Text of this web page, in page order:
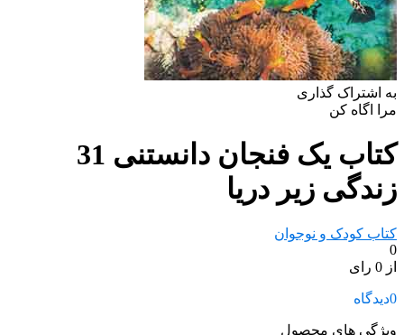
به اشتراک گذاری
مرا اگاه کن
کتاب یک فنجان دانستنی 31
زندگی‌ زیر دریا
کتاب کودک و نوجوان
0
از 0 رای
0دیدگاه
ویژگی های محصول